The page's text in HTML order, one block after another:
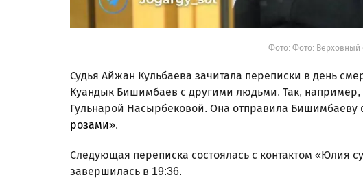
Фото: Фото: Верховный
Судья Айжан Кульбаева зачитала переписки в день
Куандык Бишимбаев с другими людьми. Так,
Гульнарой Насырбековой. Она отправила Бишимбаеву
розами».
Следующая переписка состоялась с контактом «Юлия
завершилась в 19:36.